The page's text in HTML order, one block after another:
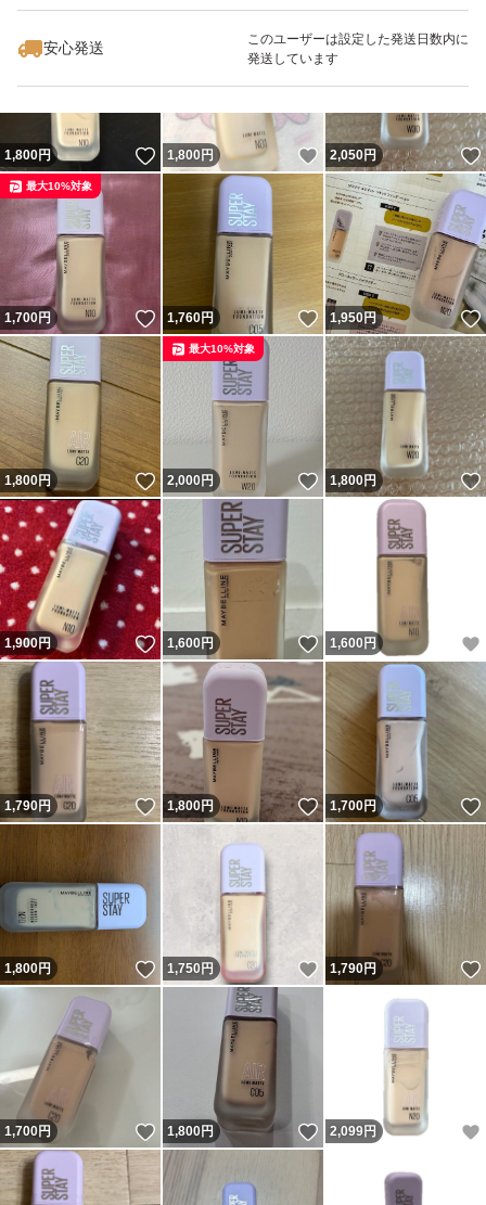
安心発送
このユーザーは設定した発送日数内に
発送しています
1,800円 いいね！
1,800 円 いいね！
2,050円
1,700円 いいね！
最大10%対象
1,760円 いいね！
1,950円
1,800円 いいね！
2,000円 いいね！
最大10%対象
1,800円
1,900円 いいね！
1,600円 いいね！
1,600 円
1,790円 いいね！
1,800円 いいね！
1,700円
1,800円 いいね！
1,750円 いいね！
1,790円
1,700円 いいね！
1,800円 いいね！
2,099円